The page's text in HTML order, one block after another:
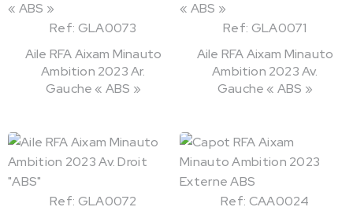
Ref: GLA0073
Aile RFA Aixam Minauto
Ambition 2023 Ar.
Gauche « ABS »
Ref: GLA0071
Aile RFA Aixam Minauto
Ambition 2023 Av.
Gauche « ABS »
Ref: GLA0072
Ref: CAA0024